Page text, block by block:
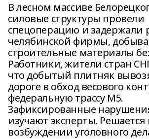
В лесном массиве
силовые структуры провели
спецоперацию и задержали
челябинской фирмы,
строительные материалы
Работники, жители стран
что добытый плитняк
дороге в обход весового
федеральную трассу М5.
Зафиксированные
изучают эксперты. Решается
возбуждении уголовного